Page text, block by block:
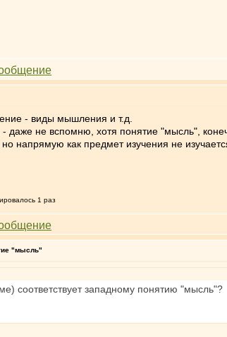
- виды мышления и т.д.
не вспомню, хотя понятие "мысль",
напрямую как предмет изучения не
1 раз
"мысль"
соответствует западному понятию "мысль"?